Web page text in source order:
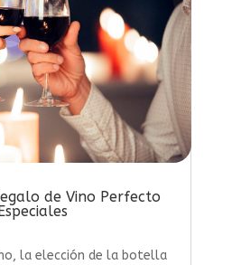
de Vino Perfecto
la elección de la botella